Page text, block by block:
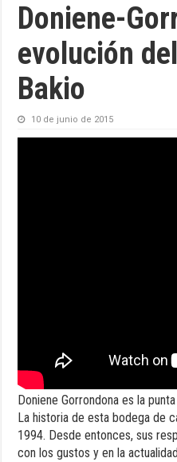
Doniene-
evolución
Bakio
10 de junio de 2015
Doniene Gorrondona es la
La historia de esta bodega de
1994. Desde entonces, sus
con los gustos y en la